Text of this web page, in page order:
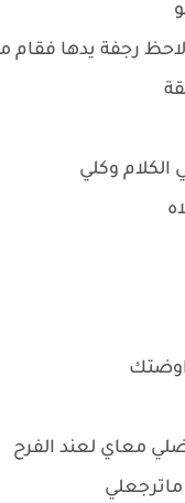
رجفة يدها فقام
وكلي
معاي لعند الفرح